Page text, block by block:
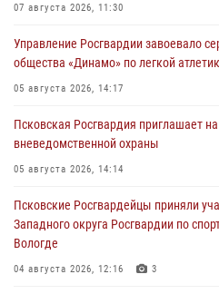
07 августа 2026, 11:30
Управление Росгвардии завоевало
общества «Динамо» по легкой
05 августа 2026, 14:17
Псковская Росгвардия приглашает
вневедомственной охраны
05 августа 2026, 14:14
Псковские Росгвардейцы приняли
Западного округа Росгвардии по
Вологде
04 августа 2026, 12:16 3